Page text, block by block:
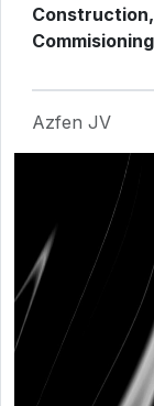
Commisioning
Azfen JV